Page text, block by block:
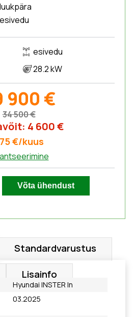
luukpära
esivedu
esivedu
28.2 kW
900 €
34 500 €
4 600 €
€/kuus
Standardvarustus
Lisainfo
Hyundai INSTER In
03.2025